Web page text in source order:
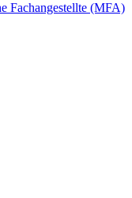
Fachangestellte (MFA)